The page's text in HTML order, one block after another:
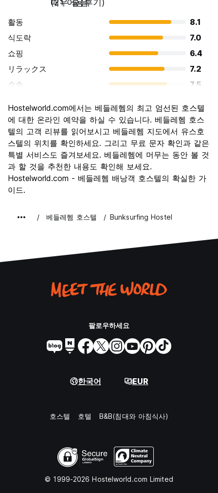
매우 좋음
(21 이용후기)
활동
8.1
식도락
7.0
쇼핑
6.4
リラックス
7.2
수송
7.5
문화
8.5
나이트 라이프
4.7
가격 대비 만족도
7.9
Hostelworld.com에서는 베들레헴의 최고 엄선된 호스텔
에 대한 온라인 예약을 하실 수 있습니다. 베들레헴 호스
텔의 고객 리뷰를 읽어보시고 베들레헴 지도에서 유스호
스텔의 위치를 확인하세요. 그리고 무료 문자 확인과 같은
특별 서비스도 즐겨보세요. 베들레헴에 머무는 동안 볼 것
과 할 것을 추천한 내용도 확인해 보세요.
Hostelworld.com - 베들레헴 배낭객 호스텔의 확실한 가
이드.
베들레헴 호스텔 Bunksurfing Hostel
팔로우하세요
한국어 EUR
호스텔 호텔 B&B(침대와 아침식사)
© 1999-2026 Hostelworld.com Limited